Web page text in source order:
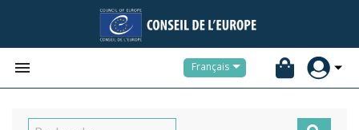
 Français